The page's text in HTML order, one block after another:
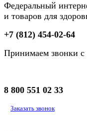
Федеральный
и товаров для
+7 (812) 454-02-64
Принимаем звонки с
8 800 551 02 33
Заказать звонок